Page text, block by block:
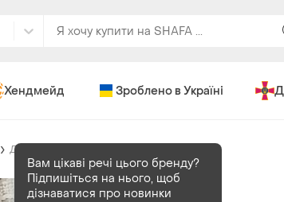
Хендмейд Зроблено в Україні
Джинси
В наявності1 шт
Вам цікаві речі цього бренду?
Підпишіться на нього, щоб
дізнаватися про новинки